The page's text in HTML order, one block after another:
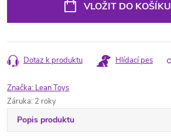
VLOŽIT DO KOŠÍKU
Dotaz k produktu Hlídací pes
Značka: Lean Toys
Záruka: 2 roky
Popis produktu